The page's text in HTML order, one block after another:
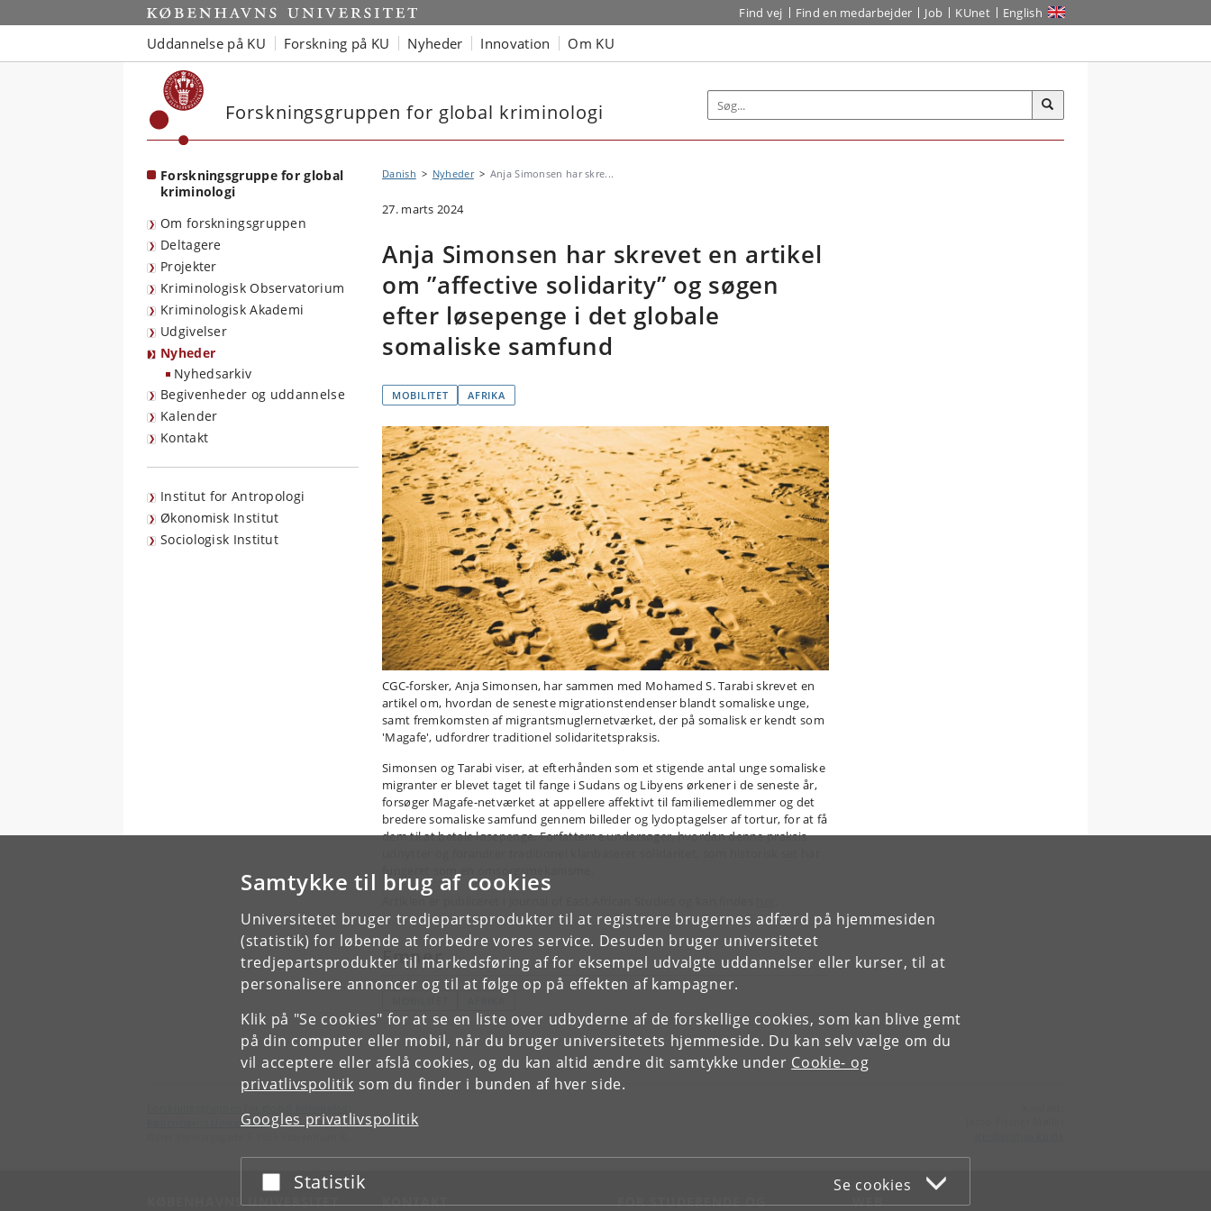
Samtykke til brug af cookies
Universitetet bruger tredjepartsprodukter til at registrere brugernes adfærd på hjemmesiden
(statistik) for løbende at forbedre vores service. Desuden bruger universitetet
tredjepartsprodukter til markedsføring af for eksempel udvalgte uddannelser eller kurser, til at
personalisere annoncer og til at følge op på effekten af kampagner.
Klik på "Se cookies" for at se en liste over udbyderne af de forskellige cookies, som kan blive gemt
på din computer eller mobil, når du bruger universitetets hjemmeside. Du kan selv vælge om du
vil acceptere eller afslå cookies, og du kan altid ændre dit samtykke under Cookie- og
privatlivspolitik som du finder i bunden af hver side.
Googles privatlivspolitik
Acceptér eller afslå
Statistik Se cookies
Start Find vej Find en medarbejder Job KUnet English
Uddannelse på KU Forskning på KU Nyheder Innovation Om KU
Forskningsgruppen for global kriminologi
Forskningsgruppe for global
kriminologi
Om forskningsgruppen
Deltagere
Projekter
Kriminologisk Observatorium
Kriminologisk Akademi
Udgivelser
Nyheder
Nyhedsarkiv
Begivenheder og uddannelse
Kalender
Kontakt
Institut for Antropologi
Økonomisk Institut
Sociologisk Institut
Danish Nyheder Anja Simonsen har skre...
27. marts 2024
Anja Simonsen har skrevet en artikel
om ”affective solidarity” og søgen
efter løsepenge i det globale
somaliske samfund
MOBILITET AFRIKA
CGC-forsker, Anja Simonsen, har sammen med Mohamed S. Tarabi skrevet en
artikel om, hvordan de seneste migrationstendenser blandt somaliske unge,
samt fremkomsten af ​​migrantsmuglernetværket, der på somalisk er kendt som
'Magafe', udfordrer traditionel solidaritetspraksis.
Simonsen og Tarabi viser, at efterhånden som et stigende antal unge somaliske
migranter er blevet taget til fange i Sudans og Libyens ørkener i de seneste år,
forsøger Magafe-netværket at appellere affektivt til familiemedlemmer og det
bredere somaliske samfund gennem billeder og lydoptagelser af tortur, for at få
dem til at betale løsepenge. Forfatterne undersøger, hvordan denne praksis
Artiklen er publiceret i Journal of East African Studies og kan findes
Emner
Københavns Universitet
KØBENHAVNS UNIVERSITET KONTAKT
FOR STUDERENDE OG
WEB